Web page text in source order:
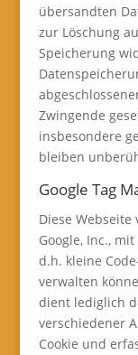
übersandten
zur Löschung
Speicherung
Zwingende
insbesondere
bleiben
Google Tag
Diese
Google, Inc.,
d.h. kleine
verwalten
dient lediglich
verschiedener
Cookie und